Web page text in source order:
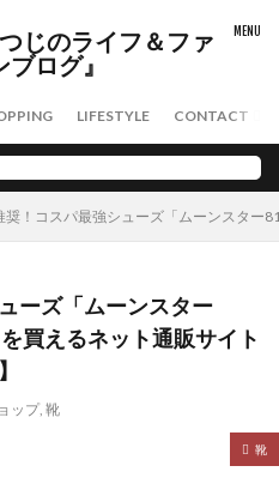
じのライフ＆ファ
ログ』
LIFESTYLE CONTACT
奨！コスパ最強シューズ「ムーンスター
ーズ「ムーンスター
買えるネット通販サイト
ップ, 靴
靴